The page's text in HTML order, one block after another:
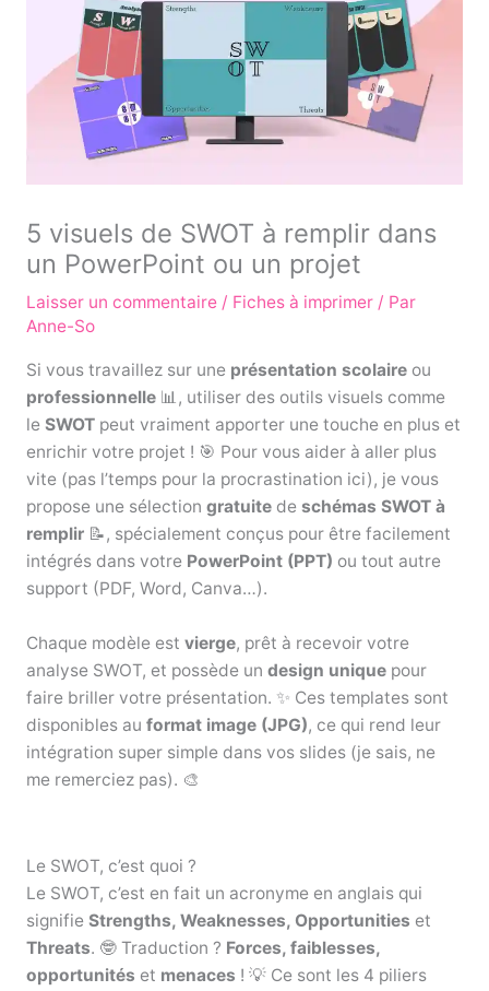
5 visuels de SWOT à remplir dans
un PowerPoint ou un projet
Laisser un commentaire / Fiches à imprimer/ Par
Anne-So
Si vous travaillez sur une présentation scolaireou
professionnelle📊, utiliser des outils visuels comme
le SWOT peut vraiment apporter une touche en plus et
enrichir votre projet ! 🎯 Pour vous aider à aller plus
vite (pas l’temps pour la procrastination ici), je vous
propose une sélection gratuitede schémas SWOT à
remplir📝, spécialement conçus pour être facilement
intégrés dans votre PowerPoint (PPT) ou tout autre
support (PDF, Word, Canva…).
Chaque modèle est vierge, prêt à recevoir votre
analyse SWOT, et possède un design uniquepour
faire briller votre présentation. ✨ Ces templates sont
disponibles au format image (JPG), ce qui rend leur
intégration super simple dans vos slides (je sais, ne
me remerciez pas). 🎨
Le SWOT, c’est quoi ?
Le SWOT, c’est en fait un acronyme en anglais qui
signifie Strengths, Weaknesses, Opportunities et
Threats. 🤓 Traduction ? Forces, faiblesses,
opportunités et menaces ! 💡 Ce sont les 4 piliers